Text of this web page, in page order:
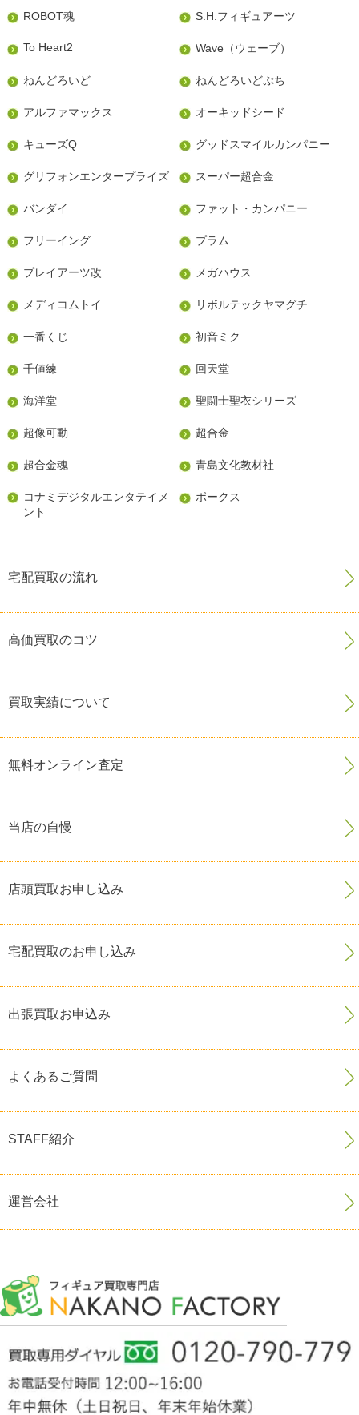
ROBOT魂
S.H.フィギュアーツ
To Heart2 Wave（ウェーブ）
ねんどろいど ねんどろいどぷち
アルファマックス オーキッドシード
キューズQ グッドスマイルカンパニー
グリフォンエンタープライズ スーパー超合金
バンダイ ファット・カンパニー
フリーイング プラム
プレイアーツ改 メガハウス
メディコムトイ リボルテックヤマグチ
一番くじ 初音ミク
千値練 回天堂
海洋堂 聖闘士聖衣シリーズ
超像可動 超合金
超合金魂 青島文化教材社
コナミデジタルエンタテイメ
ント
ボークス
宅配買取の流れ
高価買取のコツ
買取実績について
無料オンライン査定
当店の自慢
店頭買取お申し込み
宅配買取のお申し込み
出張買取お申込み
よくあるご質問
STAFF紹介
運営会社